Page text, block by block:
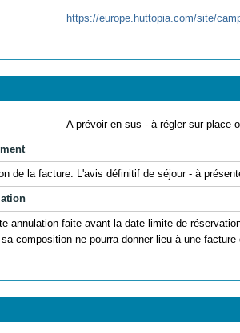
https://europe.huttopia.com/site/
A prévoir en sus - à régler sur place
de la facture. L'avis définitif de séjour - à
annulation faite avant la date limite de
composition ne pourra donner lieu à une